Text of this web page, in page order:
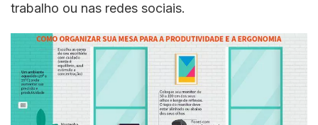
trabalho ou nas redes sociais.